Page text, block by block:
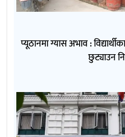
प्यूठानमा ग्यास अभाव :
छुट्याउन